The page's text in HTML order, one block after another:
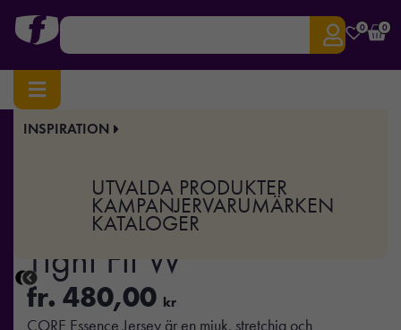
0 0
INSPIRATION
UTVALDA PRODUKTER
KAMPANJERVARUMÄRKEN
KATALOGER
Hem/Sport & Träning / CORE Essence Jersey Tight Fit W
CORE Essence Jersey
Tight Fit W
fr. 480,00 kr
CORE Essence Jersey är en mjuk, stretchig och